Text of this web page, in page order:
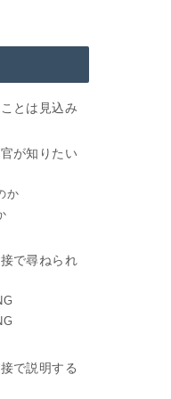
とは見込み
が知りたい
か
で尋ねられ
で説明する